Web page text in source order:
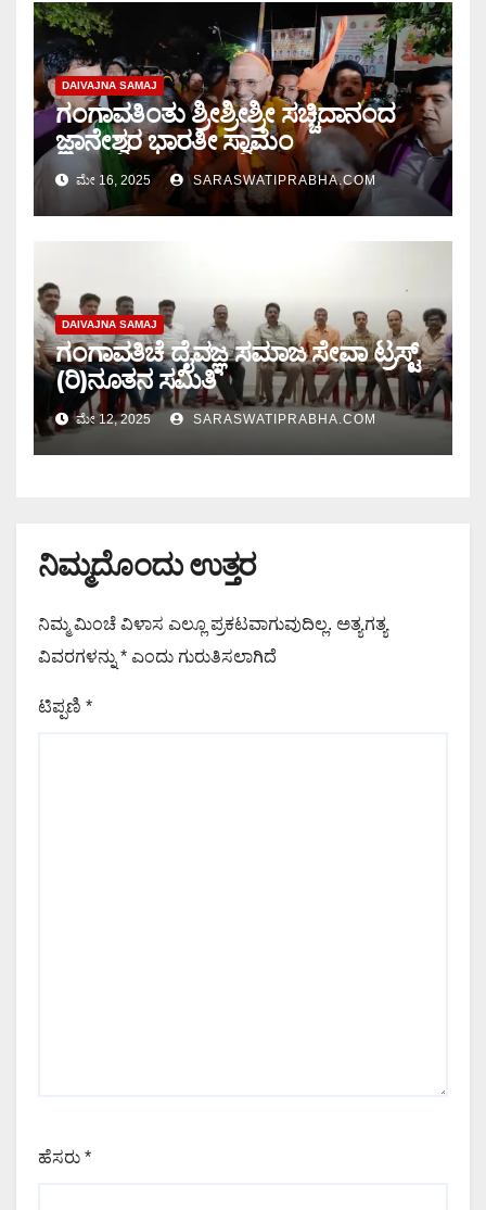
DAIVAJNA SAMAJ
ಗಂಗಾವತಿಂತು ಶ್ರೀಶ್ರೀಶ್ರೀ ಸಚ್ಚಿದಾನಂದ
ಜ್ಞಾನೇಶ್ವರ ಭಾರತೀ ಸ್ವಾಮೆಂ
ಮೇ 16, 2025 SARASWATIPRABHA.COM
DAIVAJNA SAMAJ
ಗಂಗಾವತಿಚೆ ದೈವಜ್ಞ ಸಮಾಜ ಸೇವಾ ಟ್ರಸ್ಟ್
(ರಿ)ನೂತನ ಸಮಿತಿ
ಮೇ 12, 2025 SARASWATIPRABHA.COM
ನಿಮ್ಮದೊಂದು ಉತ್ತರ
ನಿಮ್ಮ ಮಿಂಚೆ ವಿಳಾಸ ಎಲ್ಲೂ ಪ್ರಕಟವಾಗುವುದಿಲ್ಲ. ಅತ್ಯಗತ್ಯ
ವಿವರಗಳನ್ನು * ಎಂದು ಗುರುತಿಸಲಾಗಿದೆ
ಟಿಪ್ಪಣಿ *
ಹೆಸರು *